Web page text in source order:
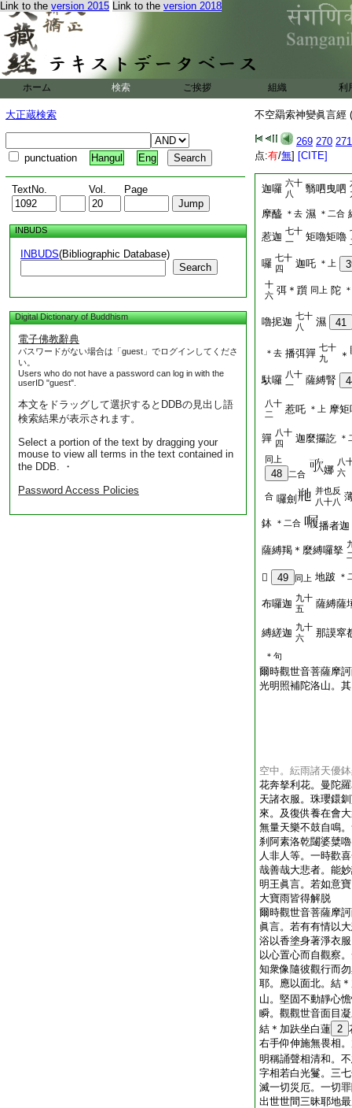
Link to the version 2015 Link to the version 2018
ホーム 検索 ご挨拶 組織 利
大正蔵検索
punctuation Hangul Eng
TextNo. Vol. Page
INBUDS
INBUDS(Bibliographic Database)
Search
Digital Dictionary of Buddhism
電子佛教辭典
パスワードがない場合は「guest」でログインしてくださ
い。
Users who do not have a password can log in with the
userID "guest".
本文をドラッグして選択するとDDBの見出し語
検索結果が表示されます。
Select a portion of the text by dragging your
mouse to view all terms in the text contained in
the DDB. ・
Password Access Policies
不空羂索神變眞言經
269 270 271
点:有/無] [CITE]
嚲麼嚲麼
五十
五
那麼
縒麼縒 五十 摩訶 ＊
吒 ＊上
詫詫詫 四
柱柱柱
六十
六
翳制
迦囉 六十
八
翳呬曳呬
摩醯 ＊去 濕 ＊二合
惹迦 七十
一
矩嚕矩嚕
囉 七十
四
迦吒 ＊上
十
六 弭＊躓 同上 陀
嚕抳迦 七十
八
濕 41
＊去 播弭嚲 七十
九
＊
馱囉 八十
一
薩縛腎
八十
二
惹吒 ＊上 摩矩
嚲 八十
四
迦麼攞訖 ＊
同上
48 二合 娜
八
六
合 囉劍
并也反
八十八
鉢 ＊二合 播者迦
薩縛羯＊麼縛囉拏
𡖺 49 同上 地跛 ＊
布囉迦 九十
五
薩縛薩
縛縒迦 九十
六
那謨窣
＊句
爾時觀世音菩薩摩
光明照補陀洛山。
空中。紜雨諸天優
花奔拏利花。曼陀
天諸衣服。珠瓔鐶
來。及復供養在會
無量天樂不鼓自鳴
刹阿素洛乾闥婆糵
人非人等。一時歡
哉善哉大悲者。能
明王眞言。若如意
大寶雨皆得解脱
爾時觀世音菩薩摩
眞言。若有有情以
浴以香塗身著淨衣
以心置心而自觀察
知衆像隨彼觀行而
耶。應以面北。結
山。堅固不動靜心
瞬。觀觀世音面目
結＊加趺坐白蓮 2
右手仰伸施無畏相
明稱誦聲相清和。
字相若白光鬘。三
滅一切災厄。一切
出世世間三昧耶地